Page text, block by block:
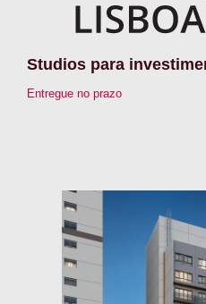
Studios para
Entregue no prazo